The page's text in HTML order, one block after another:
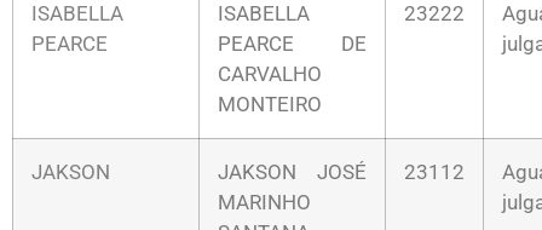
ISABELLA
PEARCE
ISABELLA
PEARCE DE
CARVALHO
MONTEIRO
23222
JAKSON
JAKSON JOSÉ
MARINHO
23112